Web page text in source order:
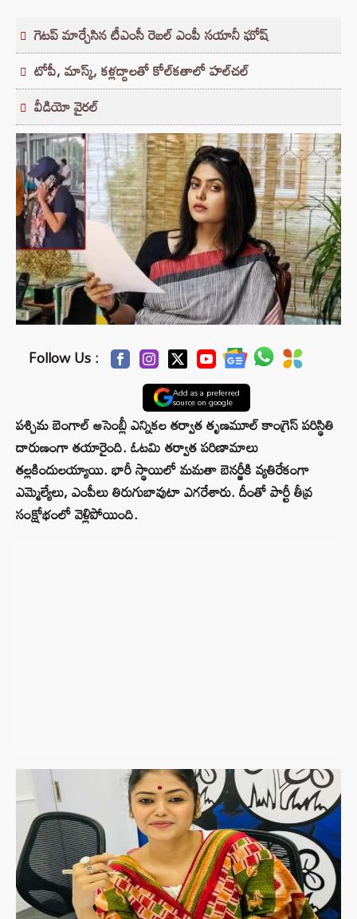
గెటప్ మార్చేసిన టీఎంసీ రెబల్ ఎంపీ సయానీ ఘోష్
టోపీ, మాస్క్, కళ్లద్దాలతో కోల్‌కతాలో హల్‌చల్
వీడియో వైరల్
Follow Us :
Add as a preferred
source on google
పశ్చిమ బెంగాల్ అసెంబ్లీ ఎన్నికల తర్వాత తృణమూల్ కాంగ్రెస్ పరిస్థితి
దారుణంగా తయారైంది. ఓటమి తర్వాత పరిణామాలు
తల్లకిందులయ్యాయి. భారీ స్థాయిలో మమతా బెనర్జీకి వ్యతిరేకంగా
ఎమ్మెల్యేలు, ఎంపీలు తిరుగుబావుటా ఎగరేశారు. దీంతో పార్టీ తీవ్ర
సంక్షోభంలో వెళ్లిపోయింది.